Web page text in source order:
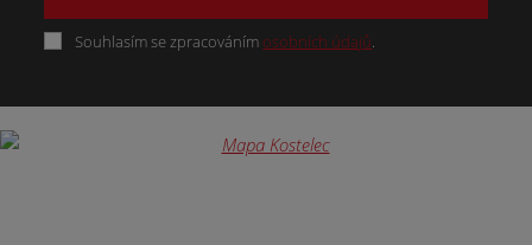
Souhlasím se zpracováním osobních údajů.